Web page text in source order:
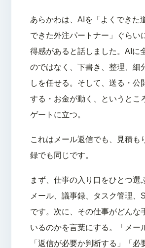
あらかわは、AIを「よくできた
できた外注パートナー」ぐらい
得感があると話しました。AIに
のではなく、下書き、整理、細
しを任せる。そして、送る・公
する・お金が動く、というとこ
ゲートに立つ。
これはメール返信でも、見積も
録でも同じです。
まず、仕事の入り口をひとつ選
メール、議事録、タスク管理、
です。次に、その仕事がどんな
いるのかを言葉にする。「メー
「返信が必要か判断する」「必